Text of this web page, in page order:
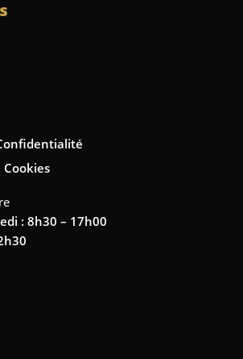
: 8h30 – 17h00